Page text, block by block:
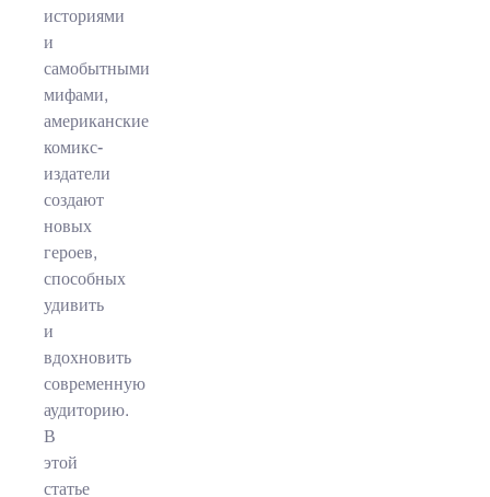
историями
и
самобытными
мифами,
американские
комикс-
издатели
создают
новых
героев,
способных
удивить
и
вдохновить
современную
аудиторию.
В
этой
статье